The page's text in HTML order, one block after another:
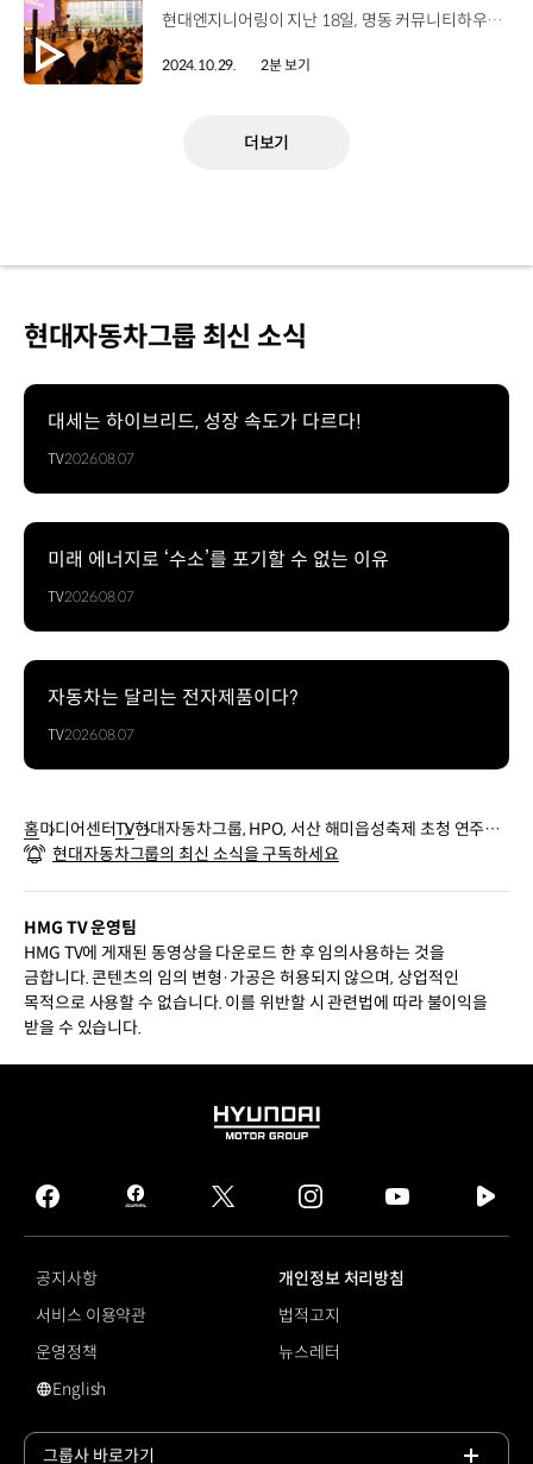
현대엔지니어링이 지난 18일, 명동 커뮤니티하우스 마실에서 ‘AI시대, 우리 회사가 나아갈 길’을 주제로 한 기술 콘퍼런스 ‘AI Ready’를 개최했습니다. 현대엔지니어링 미래기술사업부 주관으로 임직원들의 AI 기술 인식 및 이해도 제고를 위해 마련된 이번 행사에는 자체 개발한 세계 최초의 플랜트 및 건설 분야 특화 LLM을 소개하고 기술을 시연했는데요, LLM은 플랜트, 건설 업무에 최적화된 인공지능 모델로, 현대엔지니어링은 이를 활용해 방대한 기술 자료를 검색, 요약, 번역할 수 있는 챗파일 서비스와 입찰안내서 항목을 비교 분석하고 검토하는 서비스를 개발하고 있습니다. 이우성 책임매니저 / 현대엔지니어링 스마트ICT팀 LLM이라는 게 질 좋은 데이터를 모아서 학습시켜야 모델 성능이 좋은데요 기존엔 그런 것들이 전무했기 때문에 합성 데이터로 만들어서 증강시키는 작업에서 많은 어려움이 있었습니다. 단순 챗봇을 목표로 하지 않고, 플랜트 및 건설 분야를 이해하고 있는 모델을 활용해서 ITB(입찰안내서)나 설계를 분석하고 자동화할 수 있는 데 큰 기여를 할 수 있을 거라고 믿고 있습니다. 현대엔지니어링은 향후 이 서비스를 업무에 적용할 경우 생산성과 업무 효율성을 극대화할 수 있도록 지속적인 교육과 연구개발을 해 나갈 계획입니다.
2024.10.29. 2분 보기
더보기
현대자동차그룹 최신 소식
대세는 하이브리드, 성장 속도가 다르다!
TV2026.08.07
미래 에너지로 ‘수소’를 포기할 수 없는 이유
TV2026.08.07
자동차는 달리는 전자제품이다?
TV2026.08.07
홈미디어센터TV현대자동차그룹, HPO, 서산 해미읍성축제 초청 연주회
참여
현대자동차그룹의 최신 소식을 구독하세요
HMG TV 운영팀
HMG TV에 게재된 동영상을 다운로드 한 후 임의사용하는 것을
금합니다. 콘텐츠의 임의 변형·가공은 허용되지 않으며, 상업적인
목적으로 사용할 수 없습니다. 이를 위반할 시 관련법에 따라 불이익을
받을 수 있습니다.
HYUNDAI
GROUP
facebook
hmg
journal
twitter instagram
tv
공지사항
개인정보 처리방침
서비스 이용약관
법적고지
운영정책
뉴스레터
영문 사이트로 이동
English
그룹사 바로가기